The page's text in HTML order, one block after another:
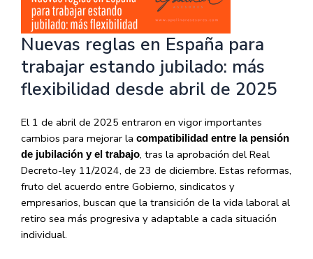
Nuevas reglas en España para
trabajar estando jubilado: más
flexibilidad desde abril de 2025
El 1 de abril de 2025 entraron en vigor importantes
cambios para mejorar la compatibilidad entre la pensión
de jubilación y el trabajo, tras la aprobación del Real
Decreto-ley 11/2024, de 23 de diciembre. Estas reformas,
fruto del acuerdo entre Gobierno, sindicatos y
empresarios, buscan que la transición de la vida laboral al
retiro sea más progresiva y adaptable a cada situación
individual.